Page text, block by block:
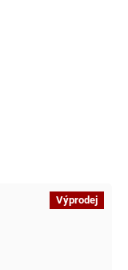
Výprodej